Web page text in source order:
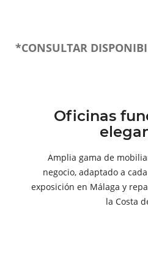
*CONSULTAR
Oficinas
Amplia gama de
negocio, adaptado a
exposición en Málaga y
la Costa